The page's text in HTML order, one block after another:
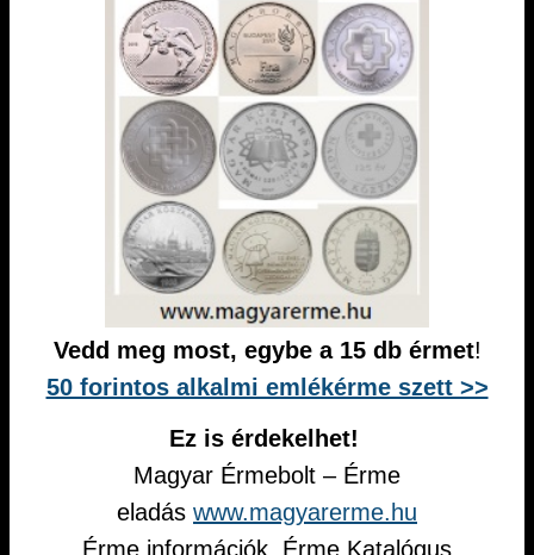
Vedd meg most, egybe a 15 db érmet!
50 forintos alkalmi emlékérme szett >>
Ez is érdekelhet!
Magyar Érmebolt – Érme
eladás www.magyarerme.hu
Érme információk, Érme Katalógus